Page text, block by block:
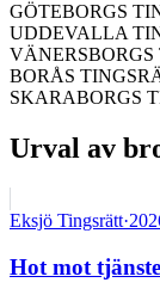
GÖTEBORGS
UDDEVALLA
BORÅS
SKARABORGS
Urval av
Eksjö Tingsrätt·
Hot mot